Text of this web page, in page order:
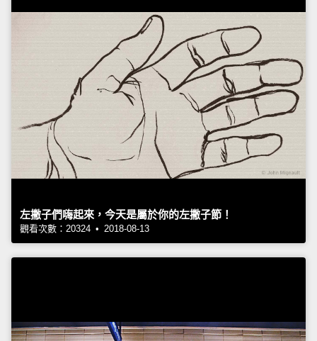
左撇子們嗨起來，今天是屬於你的左撇子節！
觀看次數：20324 • 2018-08-13